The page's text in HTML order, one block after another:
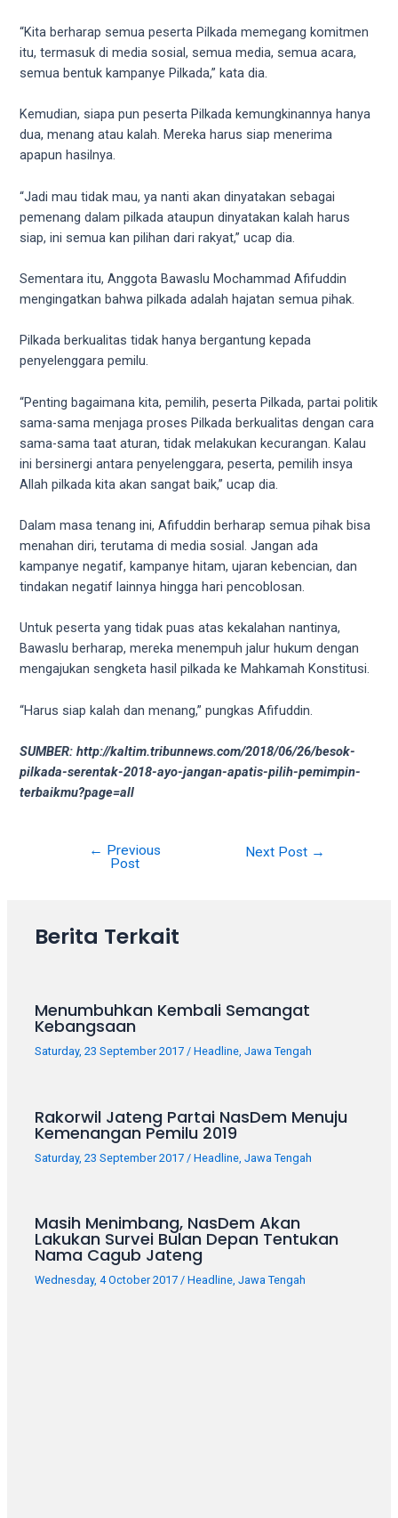
“Kita berharap semua peserta Pilkada memegang komitmen
itu, termasuk di media sosial, semua media, semua acara,
semua bentuk kampanye Pilkada,” kata dia.
Kemudian, siapa pun peserta Pilkada kemungkinannya hanya
dua, menang atau kalah. Mereka harus siap menerima
apapun hasilnya.
“Jadi mau tidak mau, ya nanti akan dinyatakan sebagai
pemenang dalam pilkada ataupun dinyatakan kalah harus
siap, ini semua kan pilihan dari rakyat,” ucap dia.
Sementara itu, Anggota Bawaslu Mochammad Afifuddin
mengingatkan bahwa pilkada adalah hajatan semua pihak.
Pilkada berkualitas tidak hanya bergantung kepada
penyelenggara pemilu.
“Penting bagaimana kita, pemilih, peserta Pilkada, partai politik
sama-sama menjaga proses Pilkada berkualitas dengan cara
sama-sama taat aturan, tidak melakukan kecurangan. Kalau
ini bersinergi antara penyelenggara, peserta, pemilih insya
Allah pilkada kita akan sangat baik,” ucap dia.
Dalam masa tenang ini, Afifuddin berharap semua pihak bisa
menahan diri, terutama di media sosial. Jangan ada
kampanye negatif, kampanye hitam, ujaran kebencian, dan
tindakan negatif lainnya hingga hari pencoblosan.
Untuk peserta yang tidak puas atas kekalahan nantinya,
Bawaslu berharap, mereka menempuh jalur hukum dengan
mengajukan sengketa hasil pilkada ke Mahkamah Konstitusi.
“Harus siap kalah dan menang,” pungkas Afifuddin.
SUMBER: http://kaltim.tribunnews.com/2018/06/26/besok-
pilkada-serentak-2018-ayo-jangan-apatis-pilih-pemimpin-
terbaikmu?page=all
← Previous
Post
Next Post →
Berita Terkait
Menumbuhkan Kembali Semangat
Kebangsaan
Saturday, 23 September 2017/Headline,Jawa Tengah
Rakorwil Jateng Partai NasDem Menuju
Kemenangan Pemilu 2019
Saturday, 23 September 2017 /Headline ,Jawa Tengah
Masih Menimbang, NasDem Akan
Lakukan Survei Bulan Depan Tentukan
Nama Cagub Jateng
Wednesday, 4 October 2017/Headline,Jawa Tengah